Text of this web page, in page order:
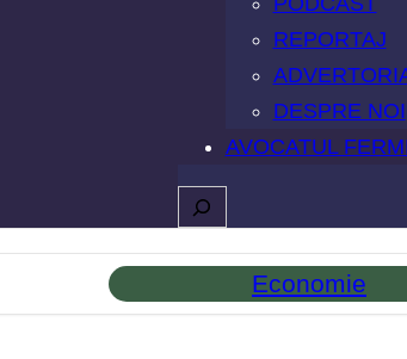
REPORTAJ
DESPRE NOI
AVOCATUL
Caută
Economie